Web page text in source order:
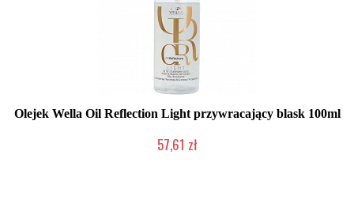
Olejek Wella Oil Reflection Light przywracający blask 100ml
57,61 zł